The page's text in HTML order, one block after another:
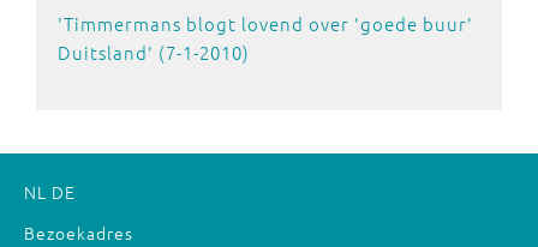
'Timmermans blogt lovend over 'goede buur'
Duitsland' (7-1-2010)
NL DE
Bezoekadres